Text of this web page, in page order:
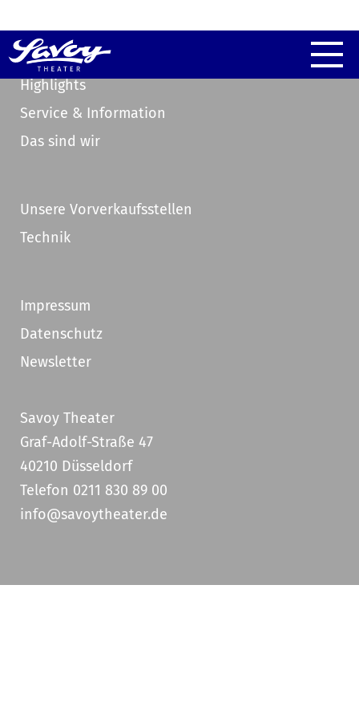
Highlights
Service & Information
Das sind wir
Unsere Vorverkaufsstellen
Technik
Impressum
Datenschutz
Newsletter
Savoy Theater
Graf-Adolf-Straße 47
40210 Düsseldorf
Telefon 0211 830 89 00
info@savoytheater.de